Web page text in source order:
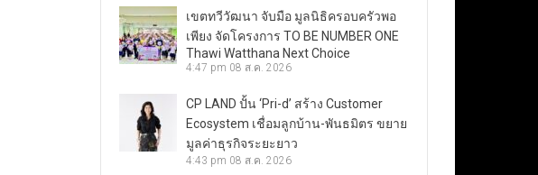
เขตทวีวัฒนา จับมือ มูลนิธิครอบครัวพอ
เพียง จัดโครงการ TO BE NUMBER ONE
Thawi Watthana Next Choice
4:47 pm 08 ส.ค. 2026
CP LAND ปั้น ‘Pri-d’ สร้าง Customer
Ecosystem เชื่อมลูกบ้าน-พันธมิตร ขยาย
มูลค่าธุรกิจระยะยาว
4:43 pm 08 ส.ค. 2026